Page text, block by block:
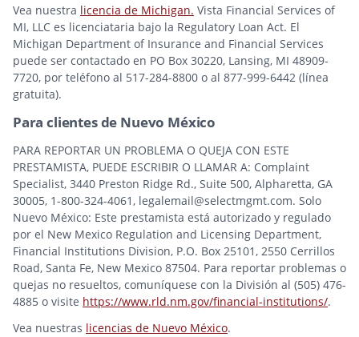
Vea nuestra licencia de Michigan. Vista Financial Services of
MI, LLC es licenciataria bajo la Regulatory Loan Act. El
Michigan Department of Insurance and Financial Services
puede ser contactado en PO Box 30220, Lansing, MI 48909-
7720, por teléfono al 517-284-8800 o al 877-999-6442 (línea
gratuita).
Para clientes de Nuevo México
PARA REPORTAR UN PROBLEMA O QUEJA CON ESTE
PRESTAMISTA, PUEDE ESCRIBIR O LLAMAR A: Complaint
Specialist, 3440 Preston Ridge Rd., Suite 500, Alpharetta, GA
30005, 1-800-324-4061, legalemail@selectmgmt.com. Solo
Nuevo México: Este prestamista está autorizado y regulado
por el New Mexico Regulation and Licensing Department,
Financial Institutions Division, P.O. Box 25101, 2550 Cerrillos
Road, Santa Fe, New Mexico 87504. Para reportar problemas o
quejas no resueltos, comuníquese con la División al (505) 476-
4885 o visite https://www.rld.nm.gov/financial-institutions/.
Vea nuestras licencias de Nuevo México.